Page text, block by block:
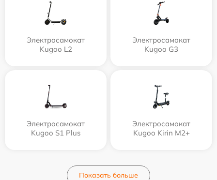
Электросамокат
Kugoo L2
Электросамокат
Kugoo G3
Электросамокат
Kugoo S1 Plus
Электросамокат
Kugoo Kirin M2+
Показать больше